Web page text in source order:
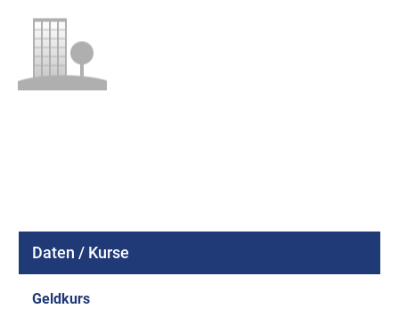
Daten / Kurse
Geldkurs